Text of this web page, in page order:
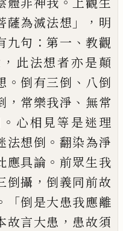
薩為滅法想 」， 明
九句 ：第一 、教觀
， 此法想者亦是顛
。 倒有三倒 、 八倒
， 常樂我淨 、 無常
。 心相見等是迷理
法想倒 。 翻染為淨
應具論 。 前眾生我
倒攝 ， 倒義同前故
「倒是大患我應離
故言大患 ， 患故須